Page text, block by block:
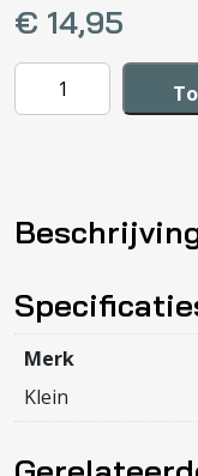
€ 14,95
Klein
Baby
Merk
Klein